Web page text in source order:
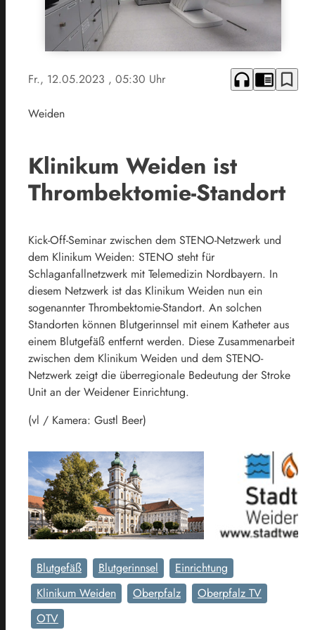
Fr., 12.05.2023 , 05:30 Uhr headphones chrome_reader_mode bookmark_border
Weiden
Klinikum Weiden ist
Thrombektomie-Standort
Kick-Off-Seminar zwischen dem STENO-Netzwerk und
dem Klinikum Weiden: STENO steht für
Schlaganfallnetzwerk mit Telemedizin Nordbayern. In
diesem Netzwerk ist das Klinikum Weiden nun ein
sogenannter Thrombektomie-Standort. An solchen
Standorten können Blutgerinnsel mit einem Katheter aus
einem Blutgefäß entfernt werden. Diese Zusammenarbeit
zwischen dem Klinikum Weiden und dem STENO-
Netzwerk zeigt die überregionale Bedeutung der Stroke
Unit an der Weidener Einrichtung.
(vl / Kamera: Gustl Beer)
Blutgefäß Blutgerinnsel
Einrichtung
Klinikum Weiden
Oberpfalz
Oberpfalz TV
OTV